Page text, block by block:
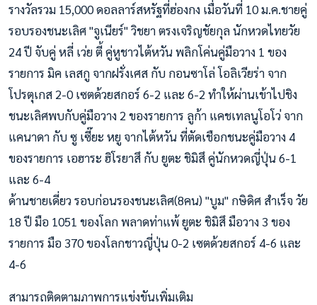
รางวัลรวม 15,000 ดอลลาร์สหรัฐที่ฮ่องกง เมื่อวันที่ 10 ม.ค.ชายคู่
รอบรองชนะเลิศ "จูเนียร์" วิชยา ตรงเจริญชัยกุล นักหวดไทยวัย
24 ปี จับคู่ หลี่ เว่ย ตี้ คู่หูชาวไต้หวัน พลิกโค่นคู่มือวาง 1 ของ
รายการ มิค เลสกู จากฝรั่งเศส กับ กอนซาโล่ โอลิเวียร่า จาก
โปรตุเกส 2-0 เซตด้วยสกอร์ 6-2 และ 6-2 ทำให้ผ่านเข้าไปชิง
ชนะเลิศพบกับคู่มือวาง 2 ของรายการ ลูก้า แคชเทลนูโอโว่ จาก
แคนาดา กับ ซู เซี๊ยะ หยู จากไต้หวัน ที่ตัดเชือกชนะคู่มือวาง 4
ของรายการ เอฮาระ ฮิโรยาสึ กับ ยูตะ ชิมิสึ คู่นักหวดญี่ปุ่น 6-1
และ 6-4
ด้านชายเดี่ยว รอบก่อนรองชนะเลิศ(8คน) "บูม" กษิดิศ สำเร็จ วัย
18 ปี มือ 1051 ของโลก พลาดท่าแพ้ ยูตะ ชิมิสึ มือวาง 3 ของ
รายการ มือ 370 ของโลกชาวญี่ปุ่น 0-2 เซตด้วยสกอร์ 4-6 และ
4-6
สามารถติดตามภาพการแข่งขันเพิ่มเติม